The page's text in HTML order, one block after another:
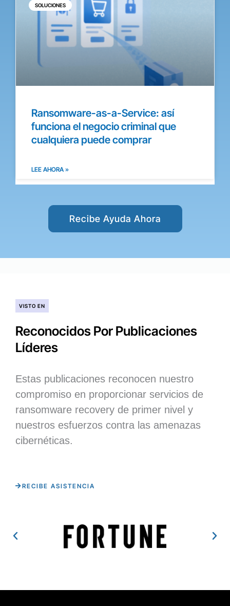
SOLUCIONES
Ransomware-as-a-Service: así
funciona el negocio criminal que
cualquiera puede comprar
LEE AHORA »
Recibe Ayuda Ahora
VISTO EN
Reconocidos Por Publicaciones
Líderes
Estas publicaciones reconocen nuestro
compromiso en proporcionar servicios de
ransomware recovery de primer nivel y
nuestros esfuerzos contra las amenazas
cibernéticas.
RECIBE ASISTENCIA